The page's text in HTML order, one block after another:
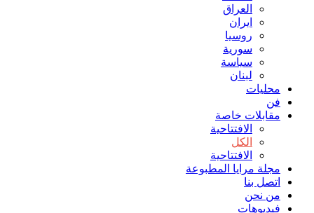
العراق
ايران
روسيا
سورية
سياسة
لبنان
محليات
فن
مقابلات خاصة
الافتتاحیة
الكل
الافتتاحیة
مجلة مرايا المطبوعة
اتصل بنا
من نحن
فيديوهات